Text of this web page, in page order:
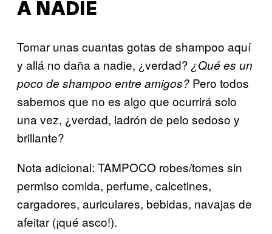
A NADIE
Tomar unas cuantas gotas de shampoo aquí
y allá no daña a nadie, ¿verdad? ¿Qué es un
poco de shampoo entre amigos? Pero todos
sabemos que no es algo que ocurrirá solo
una vez, ¿verdad, ladrón de pelo sedoso y
brillante?
Nota adicional: TAMPOCO robes/tomes sin
permiso comida, perfume, calcetines,
cargadores, auriculares, bebidas, navajas de
afeitar (¡qué asco!).